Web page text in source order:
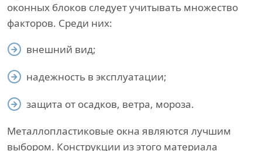
оконных блоков следует учитывать множество
факторов. Среди них:
внешний вид;
надежность в эксплуатации;
защита от осадков, ветра, мороза.
Металлопластиковые окна являются лучшим
выбором. Конструкции из этого материала